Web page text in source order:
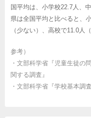
国平均は、小学校22.7人、
県は全国平均と比べると、
（少ない）、高校で11.0人
参考）
・ 文部科学省『児童生徒の
関する調査』
・ 文部科学省『学校基本調査